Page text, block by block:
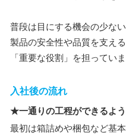
普段は目にする機会の少な
製品の安全性や品質を支え
「重要な役割」を担っていま
入社後の流れ
★一通りの工程ができるよ
最初は箱詰めや梱包など基